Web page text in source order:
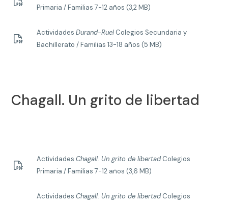
Primaria / Familias 7-12 años (3,2 MB)
ActividadesDurand-Ruel Colegios Secundaria y
Bachillerato / Familias 13-18 años (5 MB)
Chagall. Un grito de libertad
ActividadesChagall. Un grito de libertadColegios
Primaria / Familias 7-12 años (3,6 MB)
ActividadesChagall. Un grito de libertadColegios